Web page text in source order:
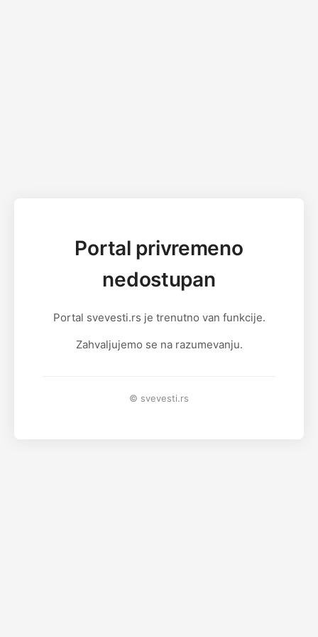
Portal privremeno
nedostupan
Portal svevesti.rs je trenutno van funkcije.
Zahvaljujemo se na razumevanju.
© svevesti.rs